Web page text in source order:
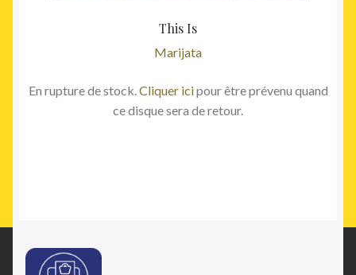
This Is
Marijata
En rupture de stock.Cliquer icipour être prévenu quand
ce disque sera de retour.